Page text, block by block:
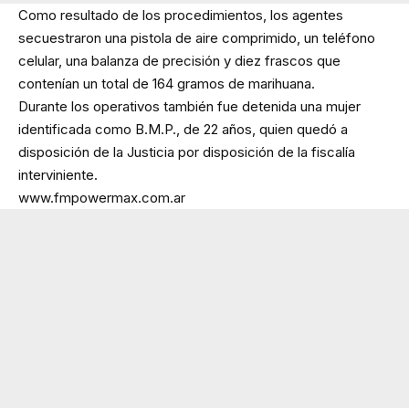
Como resultado de los procedimientos, los agentes
secuestraron una pistola de aire comprimido, un teléfono
celular, una balanza de precisión y diez frascos que
contenían un total de 164 gramos de marihuana.
Durante los operativos también fue detenida una mujer
identificada como B.M.P., de 22 años, quien quedó a
disposición de la Justicia por disposición de la fiscalía
interviniente.
www.fmpowermax.com.ar